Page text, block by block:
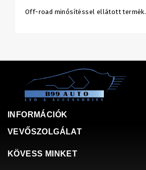
Off-road minősítéssel ellátott termék.
INFORMÁCIÓK
VEVŐSZOLGÁLAT
KÖVESS MINKET